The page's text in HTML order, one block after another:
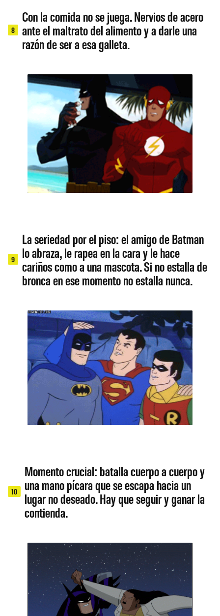
8
Con la comida no se juega. Nervios de acero
ante el maltrato del alimento y a darle una
razón de ser a esa galleta.
9
La seriedad por el piso: el amigo de Batman
lo abraza, le rapea en la cara y le hace
cariños como a una mascota. Si no estalla de
bronca en ese momento no estalla nunca.
10
Momento crucial: batalla cuerpo a cuerpo y
una mano pícara que se escapa hacia un
lugar no deseado. Hay que seguir y ganar la
contienda.